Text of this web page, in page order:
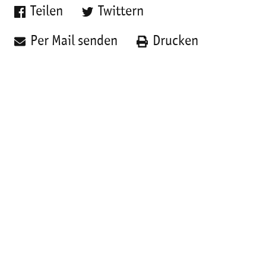
Teilen Twittern
Per Mail senden Drucken